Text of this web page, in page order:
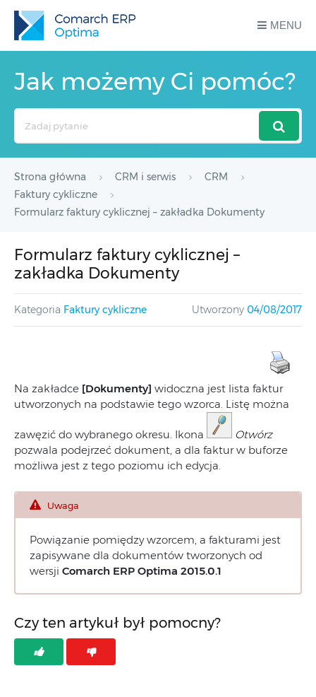
MENU
Jak możemy Ci pomóc?
Strona główna CRM i serwis
CRM
Faktury cykliczne
Formularz faktury cyklicznej – zakładka Dokumenty
Formularz faktury cyklicznej –
zakładka Dokumenty
Kategoria Faktury cykliczne Utworzony 04/08/2017
Na zakładce [Dokumenty] widoczna jest lista faktur
utworzonych na podstawie tego wzorca. Listę można
zawęzić do wybranego okresu. Ikona
Otwórz
pozwala podejrzeć dokument, a dla faktur w buforze
możliwa jest z tego poziomu ich edycja.
Uwaga
Powiązanie pomiędzy wzorcem, a fakturami jest
zapisywane dla dokumentów tworzonych od
wersji Comarch ERP Optima 2015.0.1
Czy ten artykuł był pomocny?